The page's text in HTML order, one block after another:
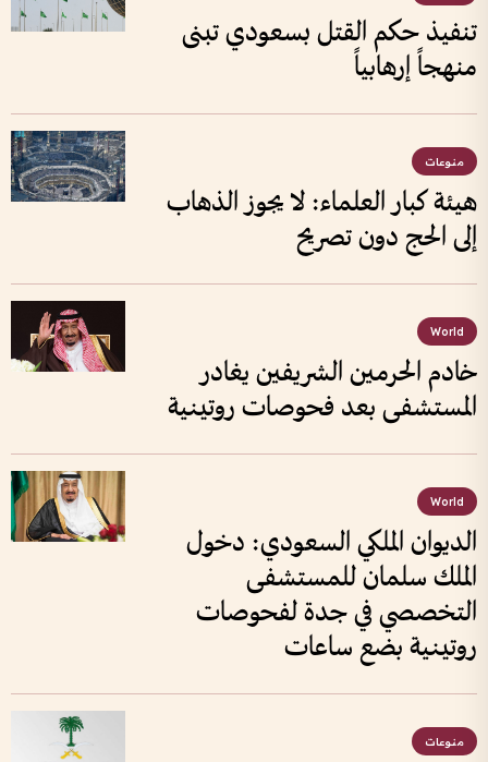
تنفيذ حكم القتل بسعودي تبنى
منهجاً إرهابياً
منوعات
هيئة كبار العلماء: لا يجوز الذهاب
إلى الحج دون تصريح
World
خادم الحرمين الشريفين يغادر
المستشفى بعد فحوصات روتينية
World
الديوان الملكي السعودي: دخول
الملك سلمان للمستشفى
التخصصي في جدة لفحوصات
روتينية بضع ساعات
منوعات